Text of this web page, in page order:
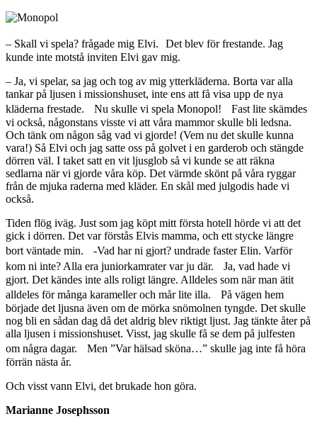
– Skall vi spela? frågade mig Elvi. Det blev för frestande. Jag
kunde inte motstå inviten Elvi gav mig.
– Ja, vi spelar, sa jag och tog av mig ytterkläderna. Borta var alla
tankar på ljusen i missionshuset, inte ens att få visa upp de nya
kläderna frestade. Nu skulle vi spela Monopol! Fast lite skämdes
vi också, någonstans visste vi att våra mammor skulle bli ledsna.
Och tänk om någon såg vad vi gjorde! (Vem nu det skulle kunna
vara!) Så Elvi och jag satte oss på golvet i en garderob och stängde
dörren väl. I taket satt en vit ljusglob så vi kunde se att räkna
sedlarna när vi gjorde våra köp. Det värmde skönt på våra ryggar
från de mjuka raderna med kläder. En skål med julgodis hade vi
också.
Tiden flög iväg. Just som jag köpt mitt första hotell hörde vi att det
gick i dörren. Det var förstås Elvis mamma, och ett stycke längre
bort väntade min. -Vad har ni gjort? undrade faster Elin. Varför
kom ni inte? Alla era juniorkamrater var ju där. Ja, vad hade vi
gjort. Det kändes inte alls roligt längre. Alldeles som när man ätit
alldeles för många karameller och mår lite illa. På vägen hem
började det ljusna även om de mörka snömolnen tyngde. Det skulle
nog bli en sådan dag då det aldrig blev riktigt ljust. Jag tänkte åter på
alla ljusen i missionshuset. Visst, jag skulle få se dem på julfesten
om några dagar. Men ”Var hälsad sköna…” skulle jag inte få höra
förrän nästa år.
Och visst vann Elvi, det brukade hon göra.
Marianne Josephsson